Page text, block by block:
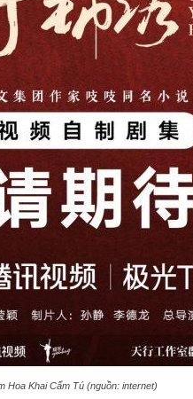
Hoa Khai Cẩm Tú (nguồn: internet)